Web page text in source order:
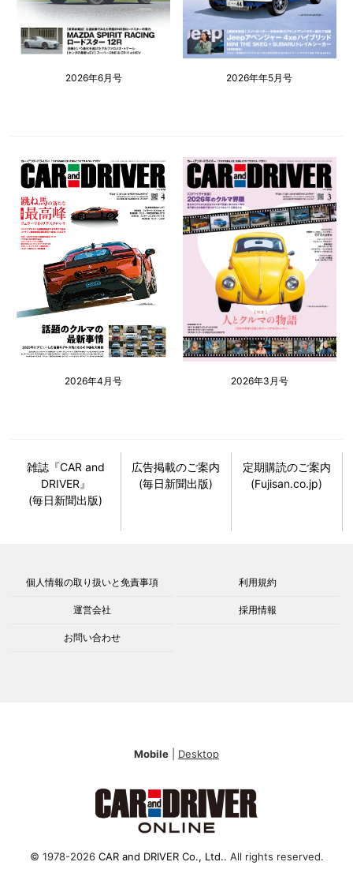
2026年6月号 2026年年5月号
2026年4月号 2026年3月号
雑誌『CAR and
DRIVER』
(毎日新聞出版)
広告掲載のご案内
(毎日新聞出版)
定期購読のご案内
(Fujisan.co.jp)
個人情報の取り扱いと免責事項 利用規約
運営会社 採用情報
お問い合わせ
Mobile Desktop
© 1978-2026 CAR and DRIVER Co., Ltd.. All rights reserved.